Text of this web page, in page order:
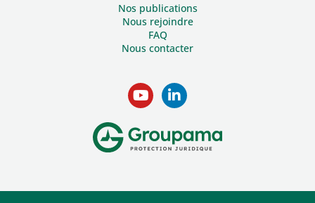
Nos publications
Nous rejoindre
FAQ
Nous contacter